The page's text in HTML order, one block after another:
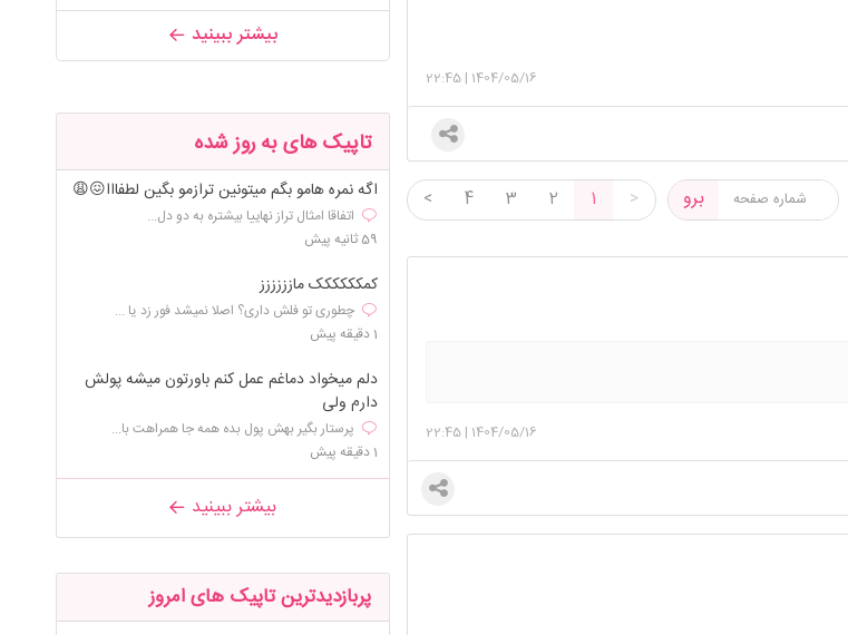
1404/05/16
|
22:45
>
1
2
3
4
< برو
1404/05/16
|
22:45
بیشتر ببینید
تاپیک های به روز شده
اگه نمره هامو بگم میتونین ترازمو بگین لطفااا😖😩
اتفاقا امثال تراز نهاییا بیشتره به دو دل...
59 ثانیه پیش
کمکککککک مازززززز
چطوری تو فلش داری؟ اصلا نمیشد فور زد یا ...
1 دقیقه پیش
دلم میخواد دماغم عمل کنم باورتون میشه پولش
دارم ولی
پرستار بگیر بهش پول بده همه جا همراهت با...
1 دقیقه پیش
بیشتر ببینید
پربازدیدترین تاپیک های امروز